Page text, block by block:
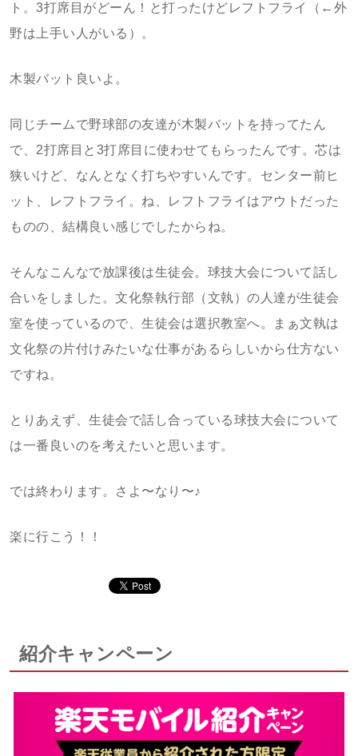
ト。3打席目がどーん！と打ったけどレフトフライ（←外
野は上手い人がいる）。
木製バット良いよ。
同じチームで野球部の友達が木製バットを持ってたん
で、2打席目と3打席目に使わせてもらったんです。芯は
狭いけど、なんとなく打ちやすいんです。センター前ヒ
ット、レフトフライ。ね、レフトフライはアウトだった
ものの、結構良い感じでしたからね。
そんなこんなで放課後は生徒会。球技大会について話し
合いをしました。文化祭執行部（文執）の人達が生徒会
室を使っているので、生徒会は選択教室へ。まぁ文執は
文化祭の片付けみたいな仕事があるらしいから仕方ない
ですね。
とりあえず、生徒会で話し合っている球技大会について
は一番良いのを考えたいと思います。
では終わります。さよ〜なり〜♪
楽に行こう！！
紹介キャンペーン